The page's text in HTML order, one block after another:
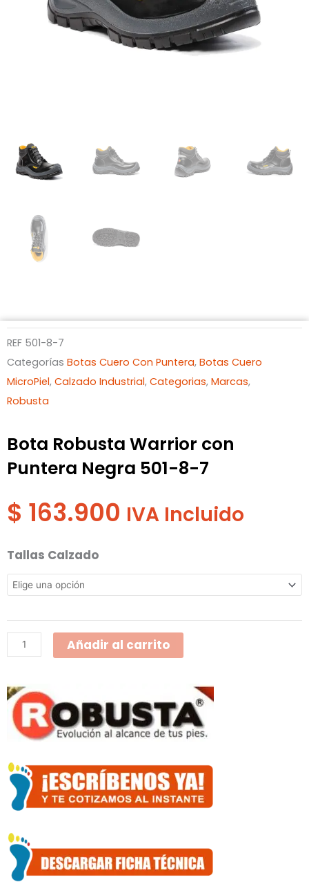
REF 501-8-7
Categorías Botas Cuero Con Puntera, Botas Cuero
MicroPiel, Calzado Industrial, Categorias, Marcas,
Robusta
Bota Robusta Warrior con
Puntera Negra 501-8-7
$ 163.900 IVA Incluido
Tallas Calzado
Bota
Robusta
Warrior
Puntera
Negra
8-
7
cantidad
Añadir al carrito